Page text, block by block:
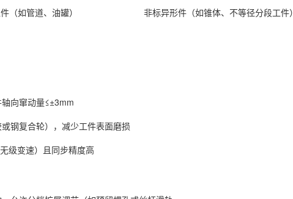
（如管道、油罐） 非标异形件（如锥体、不等径分段工件）
向窜动量≤±3mm
钢复合轮），减少工件表面磨损
级变速）且同步精度高